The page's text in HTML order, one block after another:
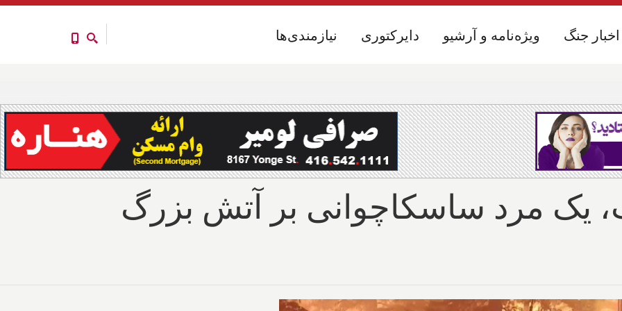
نیازمندی‌ها دایرکتوری ویژه‌نامه و آرشیو اخبار جنگ نیازمندی‌ها دایرکتوری ویژه‌نامه و آرشیو اخبار جنگ
یک مرد ساسکاچوانی بر آتش بزرگ